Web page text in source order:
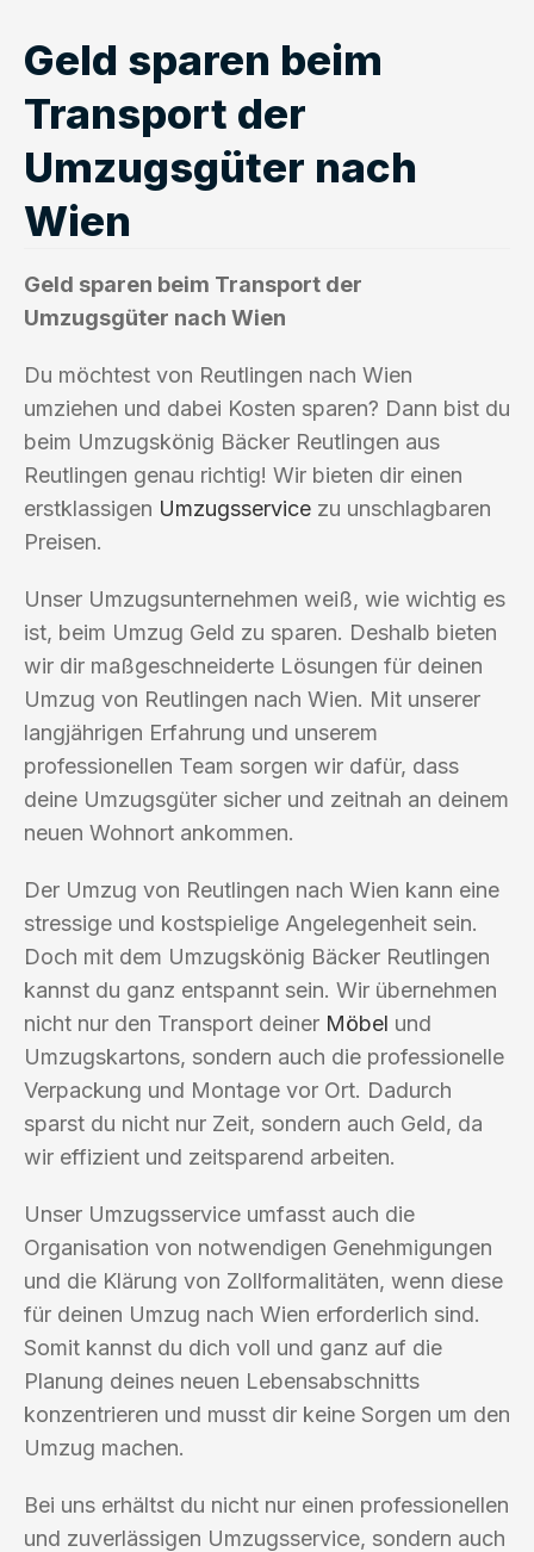
Geld sparen beim
Transport der
Umzugsgüter nach
Wien
Geld sparen beim Transport der
Umzugsgüter nach Wien
Du möchtest von Reutlingen nach Wien
umziehen und dabei Kosten sparen? Dann bist du
beim Umzugskönig Bäcker Reutlingen aus
Reutlingen genau richtig! Wir bieten dir einen
erstklassigen Umzugsservice zu unschlagbaren
Preisen.
Unser Umzugsunternehmen weiß, wie wichtig es
ist, beim Umzug Geld zu sparen. Deshalb bieten
wir dir maßgeschneiderte Lösungen für deinen
Umzug von Reutlingen nach Wien. Mit unserer
langjährigen Erfahrung und unserem
professionellen Team sorgen wir dafür, dass
deine Umzugsgüter sicher und zeitnah an deinem
neuen Wohnort ankommen.
Der Umzug von Reutlingen nach Wien kann eine
stressige und kostspielige Angelegenheit sein.
Doch mit dem Umzugskönig Bäcker Reutlingen
kannst du ganz entspannt sein. Wir übernehmen
nicht nur den Transport deiner Möbel und
Umzugskartons, sondern auch die professionelle
Verpackung und Montage vor Ort. Dadurch
sparst du nicht nur Zeit, sondern auch Geld, da
wir effizient und zeitsparend arbeiten.
Unser Umzugsservice umfasst auch die
Organisation von notwendigen Genehmigungen
und die Klärung von Zollformalitäten, wenn diese
für deinen Umzug nach Wien erforderlich sind.
Somit kannst du dich voll und ganz auf die
Planung deines neuen Lebensabschnitts
konzentrieren und musst dir keine Sorgen um den
Umzug machen.
Bei uns erhältst du nicht nur einen professionellen
und zuverlässigen Umzugsservice, sondern auch